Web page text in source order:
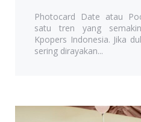
Photocard Date atau
satu tren yang
Kpopers Indonesia. Jika
sering dirayakan...